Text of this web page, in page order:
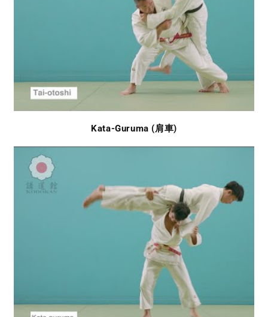
Kata-Guruma (肩車)